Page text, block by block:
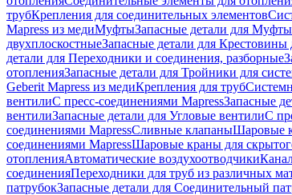
трубКрепления для соединительных элементов
Mapress из медиМуфтыЗапасные детали для Муфты
двухплоскостныеЗапасные детали для Крестовины
детали для Переходники и соединения, разборные
отопленияЗапасные детали для Тройники для
Geberit Mapress из медиКрепления для труб
вентилиС пресс-соединениями MapressЗапасные
вентилиЗапасные детали для Угловые вентилиС
соединениями MapressСливные клапаныШаровые
соединениями MapressШаровые краны для
отопленияАвтоматические воздухоотводчики
соединенияПереходники для труб из различных
патрубокЗапасные детали для Соединительный